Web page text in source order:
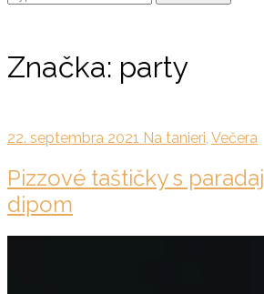
Značka: party
22. septembra 2021 Na tanieri, Večera
Pizzové taštičky s
dipom